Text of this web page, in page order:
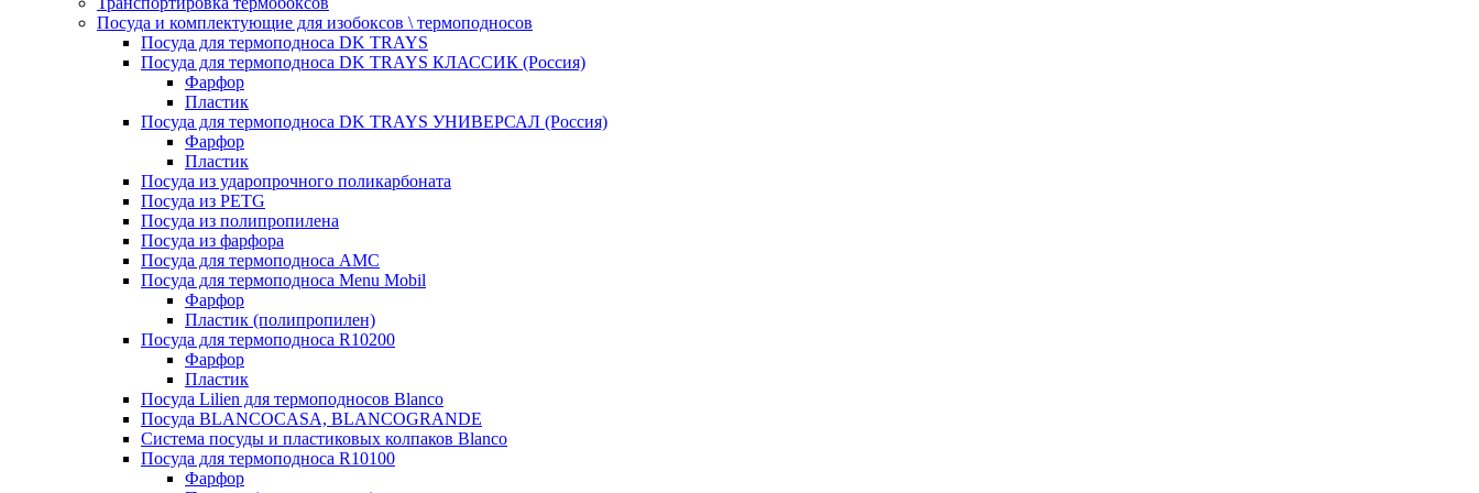
Посуда и комплектующие для изобоксов \ термоподносов
Посуда для термоподноса DK TRAYS
Посуда для термоподноса DK TRAYS КЛАССИК (Россия)
Фарфор
Пластик
Посуда для термоподноса DK TRAYS УНИВЕРСАЛ (Россия)
Фарфор
Пластик
Посуда из ударопрочного поликарбоната
Посуда из PETG
Посуда из полипропилена
Посуда из фарфора
Посуда для термоподноса AMC
Посуда для термоподноса Menu Mobil
Фарфор
Пластик (полипропилен)
Посуда для термоподноса R10200
Фарфор
Пластик
Посуда Lilien для термоподносов Blanco
Посуда BLANCOCASA, BLANCOGRANDE
Система посуды и пластиковых колпаков Blanco
Посуда для термоподноса R10100
Фарфор